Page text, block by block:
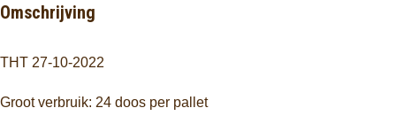
Omschrijving
THT 27-10-2022
Groot verbruik: 24 doos per pallet